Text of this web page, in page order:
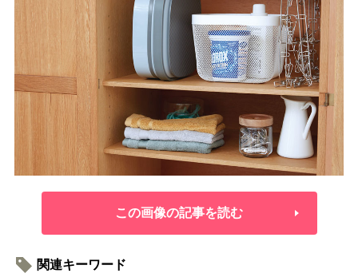
この画像の記事を読む
関連キーワード